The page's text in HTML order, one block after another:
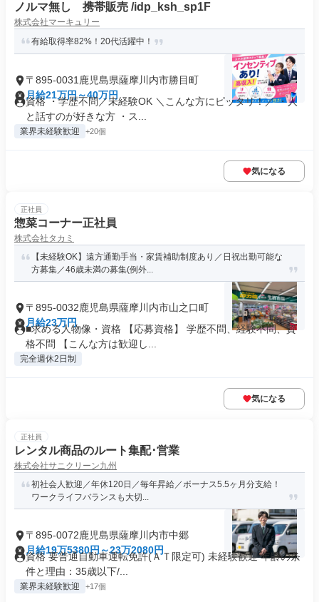
ノルマ無し 携帯販売 /idp_ksh_sp1F
株式会社マーキュリー
有給取得率82%！20代活躍中！
〒895-0031鹿児島県薩摩川内市勝目町
月給21万円～40万円
資格 ・学歴不問／未経験OK ＼こんな方にピッタリ！／ ・人
と話すのが好きな方 ・ス...
業界未経験歓迎 +20個
気になる
正社員
惣菜コーナー正社員
株式会社タカミ
【未経験OK】遠方通勤手当・家賃補助制度あり／日祝出勤可能な
方募集／46歳未満の募集(例外...
〒895-0032鹿児島県薩摩川内市山之口町
月給23万円
■求める人物像・資格 【応募資格】 学歴不問、経験不問、資
格不問 【こんな方は歓迎し...
完全週休2日制
気になる
正社員
レンタル商品のルート集配･営業
株式会社サニクリーン九州
初社会人歓迎／年休120日／毎年昇給／ボーナス5.5ヶ月分支給！
ワークライフバランスも大切...
〒895-0072鹿児島県薩摩川内市中郷
月給19万5380円～23万2080円
資格 要普通自動車運転免許(ＡＴ限定可) 未経験歓迎 年齢の条
件と理由：35歳以下/...
業界未経験歓迎 +17個